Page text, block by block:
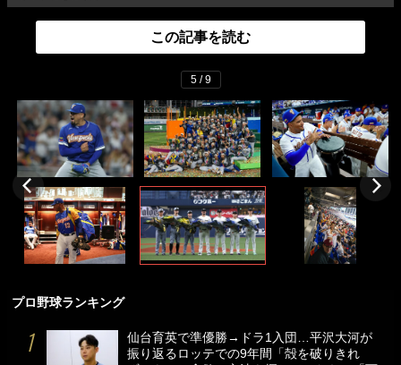
この記事を読む
5 / 9
プロ野球ランキング
仙台育英で準優勝→ドラ1入団…平沢大河が
振り返るロッテでの9年間「殻を破りきれ